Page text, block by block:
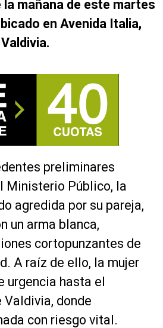
mañana de este martes
en Avenida Italia,
preliminares
Ministerio Público, la
agredida por su pareja,
un arma blanca,
cortopunzantes de
A raíz de ello, la mujer
urgencia hasta el
donde
con riesgo vital.